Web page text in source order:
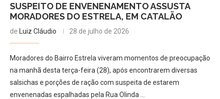
SUSPEITO DE ENVENENAMENTO ASSUSTA
MORADORES DO ESTRELA, EM CATALÃO
de Luiz Cláudio 28 de julho de 2026
Moradores do Bairro Estrela viveram momentos de preocupação
na manhã desta terça-feira (28), após encontrarem diversas
salsichas e porções de ração com suspeita de estarem
envenenadas espalhadas pela Rua Olinda …